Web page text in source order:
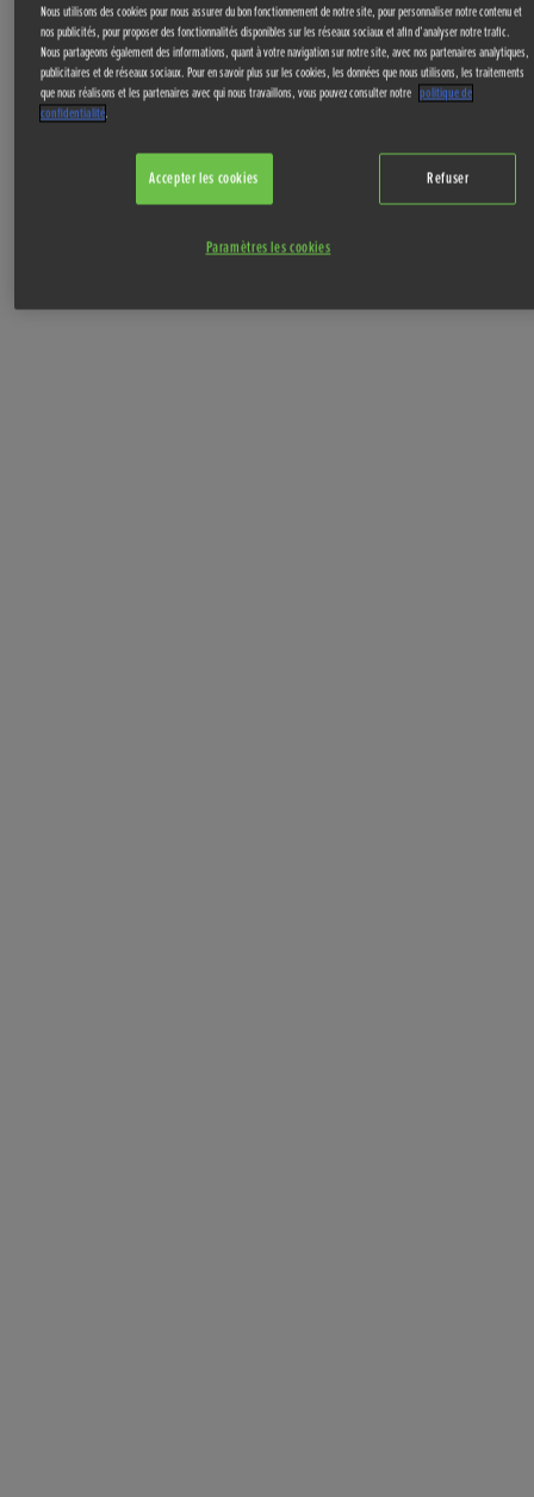
Nous utilisons des cookies pour nous assurer du bon fonctionnement de notre site, pour personnaliser notre contenu et
nos publicités, pour proposer des fonctionnalités disponibles sur les réseaux sociaux et afin d’analyser notre trafic.
Nous partageons également des informations, quant à votre navigation sur notre site, avec nos partenaires analytiques,
publicitaires et de réseaux sociaux. Pour en savoir plus sur les cookies, les données que nous utilisons, les traitements
que nous réalisons et les partenaires avec qui nous travaillons, vous pouvez consulter notre politique de
confidentialité.
Refuser
Accepter les cookies
Paramètres les cookies